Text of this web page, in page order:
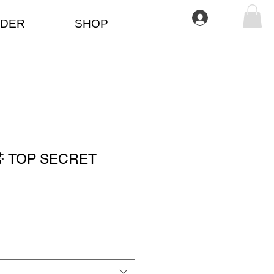
SHOP Iniciar sesión
TOP SECRET